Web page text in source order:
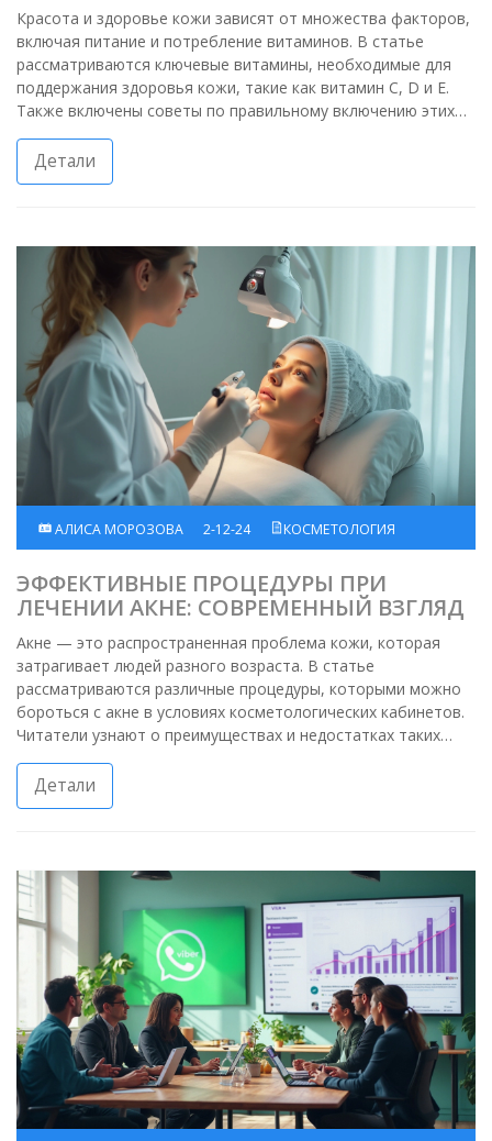
Красота и здоровье кожи зависят от множества факторов,
включая питание и потребление витаминов. В статье
рассматриваются ключевые витамины, необходимые для
поддержания здоровья кожи, такие как витамин C, D и E.
Также включены советы по правильному включению этих
витаминов в рацион и эффективному использованию в
косметических средствах. Обсуждаются их полезные
свойства и советы по поддержанию сияющего внешнего
Детали
АЛИСА МОРОЗОВА 2-12-24 КОСМЕТОЛОГИЯ
ЭФФЕКТИВНЫЕ ПРОЦЕДУРЫ ПРИ
ЛЕЧЕНИИ АКНЕ: СОВРЕМЕННЫЙ ВЗГЛЯД
Акне — это распространенная проблема кожи, которая
затрагивает людей разного возраста. В статье
рассматриваются различные процедуры, которыми можно
бороться с акне в условиях косметологических кабинетов.
Читатели узнают о преимуществах и недостатках таких
Предоставлены советы по уходу за кожей, склонной к акне.
Обсуждаются методы, которые могут помочь улучшить
Детали